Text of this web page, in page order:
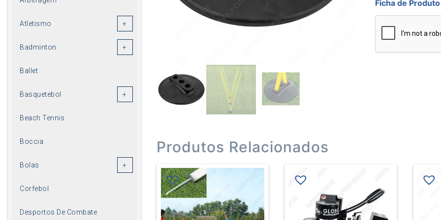
Ficha de Produto
Produtos Relacionados
Atletismo
Badminton
Ballet
Basquetebol
Beach Tennis
Boccia
Bolas
Corfebol
Desportos De Combate